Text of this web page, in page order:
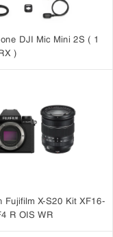
DJI Mic Mini 2S ( 1
)
Fujifilm X-S20 Kit XF16-
R OIS WR